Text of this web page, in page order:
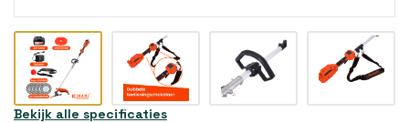
Bekijk alle specificaties